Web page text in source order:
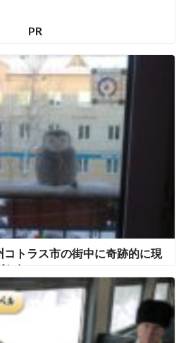
PR
コトラス市の街中に奇跡的に現
わいい